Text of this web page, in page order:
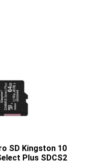
SD Kingston 10
Plus SDCS2